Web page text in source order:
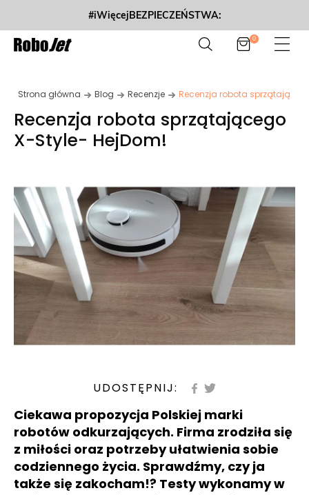
#iWięcejBEZPIECZEŃSTWA:
0
Strona główna Blog Recenzje Recenzja robota
Recenzja robota sprzątającego
X-Style- HejDom!
UDOSTĘPNIJ:
Ciekawa propozycja Polskiej marki
robotów odkurzających. Firma zrodziła się
z miłości oraz potrzeby ułatwienia sobie
codziennego życia. Sprawdźmy, czy ja
także się zakocham!? Testy wykonamy w